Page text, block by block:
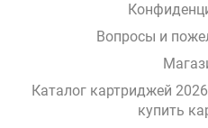
Вопросы и
Каталог картриджей
купить